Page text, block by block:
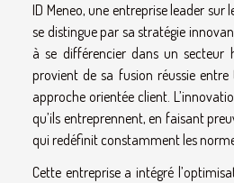
ID Meneo, une entreprise leader sur
se distingue par sa stratégie
à se différencier dans un secteur
provient de sa fusion réussie
approche orientée client.
qu’ils entreprennent, en faisant
qui redéfinit constamment les
Cette entreprise a intégré